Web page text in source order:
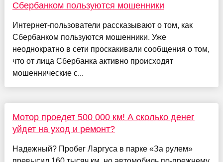
Сбербанком пользуются мошенники
Интернет-пользователи рассказывают о том, как
Сбербанком пользуются мошенники. Уже
неоднократно в сети проскакивали сообщения о том,
что от лица Сбербанка активно происходят
мошеннические с...
Мотор проедет 500 000 км! А сколько денег
уйдет на уход и ремонт?
Надежный? Пробег Ларгуса в парке «За рулем»